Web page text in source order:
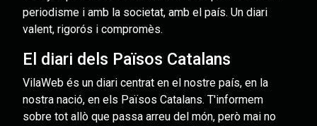
periodisme i amb la societat, amb el país. Un diari
valent, rigorós i compromès.
El diari dels Països Catalans
VilaWeb és un diari centrat en el nostre país, en la
nostra nació, en els Països Catalans. T'informem
sobre tot allò que passa arreu del món, però mai no